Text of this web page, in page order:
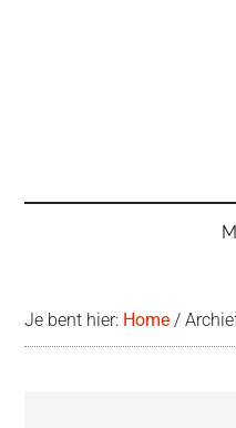
Je bent hier: Home /